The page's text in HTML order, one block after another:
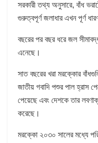
সরকারী তথ্য অনুসারে, বাঁধ
গুরুত্বপূর্ণ জলাধার এখন পূর্ণ
বছরের পর বছর ধরে জল
এনেছে।
সাত বছরের খরা মরক্কোর
জাতীয় গবাদি পশুর পাল হ্রাস
পেয়েছে এবং দেশকে তার
করেছে।
মরক্কো ২০৩০ সালের মধ্যে